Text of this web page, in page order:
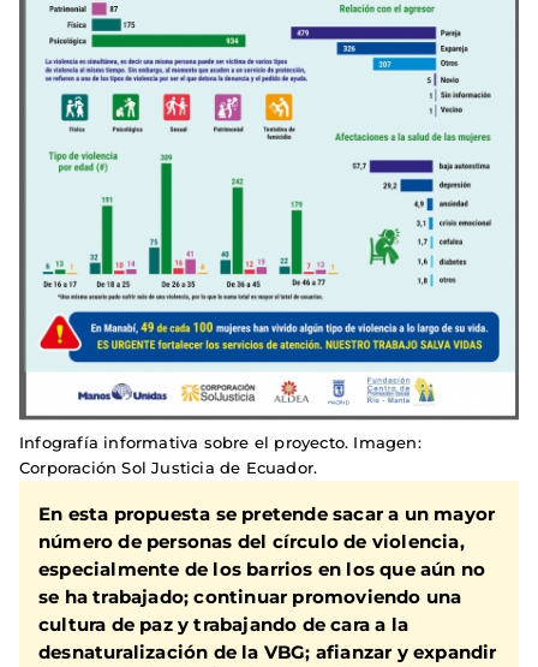
Infografía informativa sobre el proyecto. Imagen:
Corporación Sol Justicia de Ecuador.
En esta propuesta se pretende sacar a un mayor
número de personas del círculo de violencia,
especialmente de los barrios en los que aún no
se ha trabajado; continuar promoviendo una
cultura de paz y trabajando de cara a la
desnaturalización de la VBG; afianzar y expandir